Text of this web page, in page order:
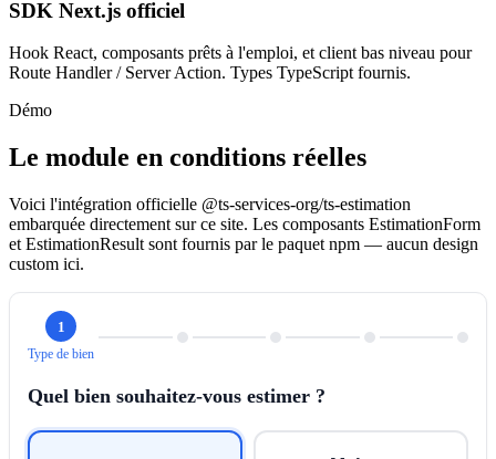
SDK Next.js officiel
Hook React, composants prêts à l'emploi, et client bas niveau pour
Route Handler / Server Action. Types TypeScript fournis.
Démo
Le module en conditions réelles
Voici l'intégration officielle @ts-services-org/ts-estimation
embarquée directement sur ce site. Les composants EstimationForm
et EstimationResult sont fournis par le paquet npm — aucun design
custom ici.
1
Type de bien
Quel bien souhaitez-vous estimer ?